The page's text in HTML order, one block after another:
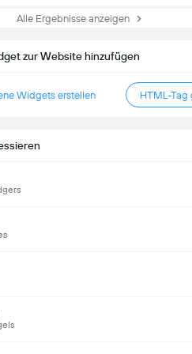
Alle Ergebnisse anzeigen
zur Website hinzufügen
Widgets erstellen HTML-Tag